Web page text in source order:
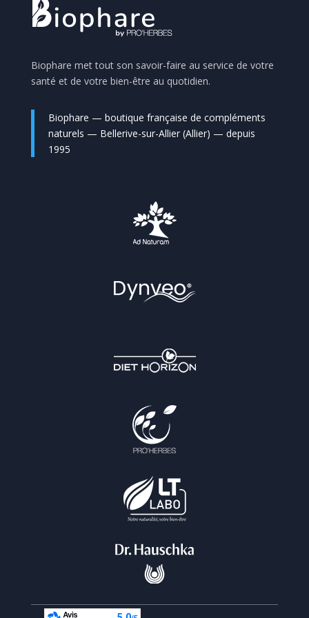
Biophare met tout son savoir-faire au service de votre
santé et de votre bien-être au quotidien.
Biophare — boutique française de compléments
naturels — Bellerive-sur-Allier (Allier) — depuis
1995